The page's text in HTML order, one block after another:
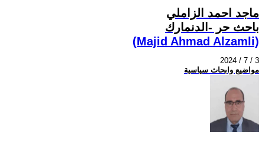
ماجد احمد الزاملي
باحث حر -الدنمارك
(Majid Ahmad Alzamli)
2024 / 7 / 3
مواضيع وابحاث سياسية